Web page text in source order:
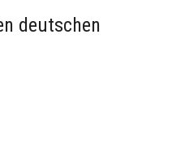
deutschen